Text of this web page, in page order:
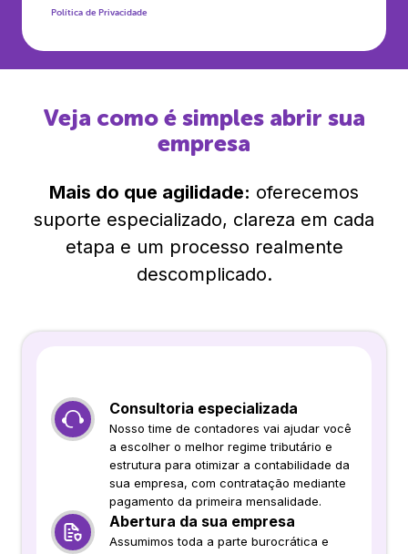
Política de Privacidade
Veja como é simples abrir sua
empresa
Mais do que agilidade: oferecemos
suporte especializado, clareza em cada
etapa e um processo realmente
descomplicado.
Consultoria especializada
Nosso time de contadores vai ajudar você
a escolher o melhor regime tributário e
estrutura para otimizar a contabilidade da
sua empresa, com contratação mediante
pagamento da primeira mensalidade.
Abertura da sua empresa
Assumimos toda a parte burocrática e